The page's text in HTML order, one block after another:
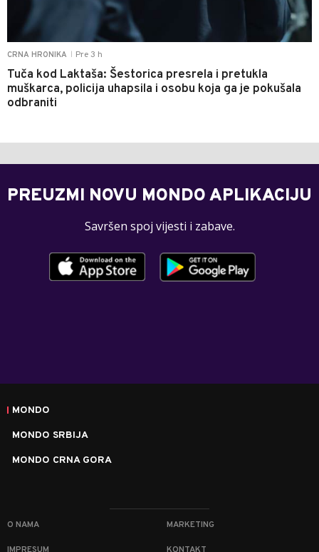
CRNA HRONIKA Pre 3 h
Tuča kod Laktaša: Šestorica presrela i pretukla
muškarca, policija uhapsila i osobu koja ga je pokušala
odbraniti
PREUZMI NOVU MONDO APLIKACIJU
Savršen spoj vijesti i zabave.
MONDO
MONDO SRBIJA
MONDO CRNA GORA
O NAMA MARKETING